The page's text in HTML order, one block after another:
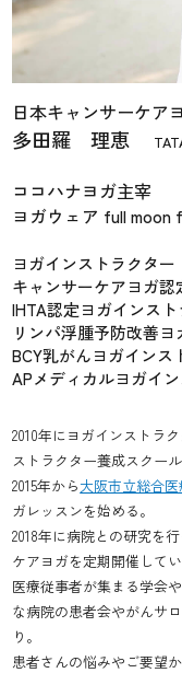
日本キャンサーケア
多田羅 理恵
ココハナヨガ主宰
ヨガウェア full moon
ヨガインストラクター
キャンサーケアヨガ認
IHTA認定ヨガインス
リンパ浮腫予防改善ヨ
BCY乳がんヨガインス
APメディカルヨガイ
2010年にヨガインストラ
ストラクター養成スクール
2015年から大阪市立総合
ガレッスンを始める。
2018年に病院との研究を
ケアヨガを定期開催してい
医療従事者が集まる学会
な病院の患者会やがんサ
り。
患者さんの悩みやご要望